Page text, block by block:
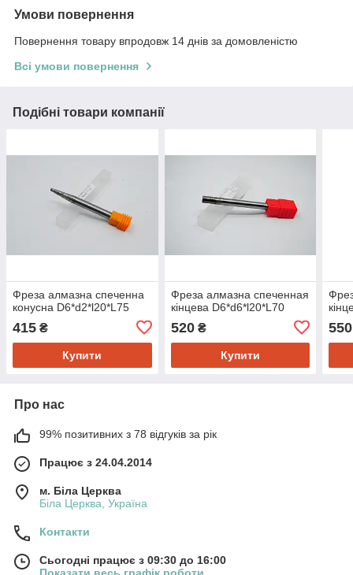
Умови повернення
Повернення товару впродовж 14 днів за домовленістю
Всі умови повернення
Подібні товари компанії
Фреза алмазна спеченна
конусна D6*d2*l20*L75
415 ₴
Купити
Фреза алмазна спеченная
кінцева D6*d6*l20*L70
520₴
Купити
550
Про нас
99% позитивних з 78 відгуків за рік
Працює з 24.04.2014
м. Біла Церква
Біла Церква, Україна
Контакти
Сьогодні працює з 09:30 до 16:00